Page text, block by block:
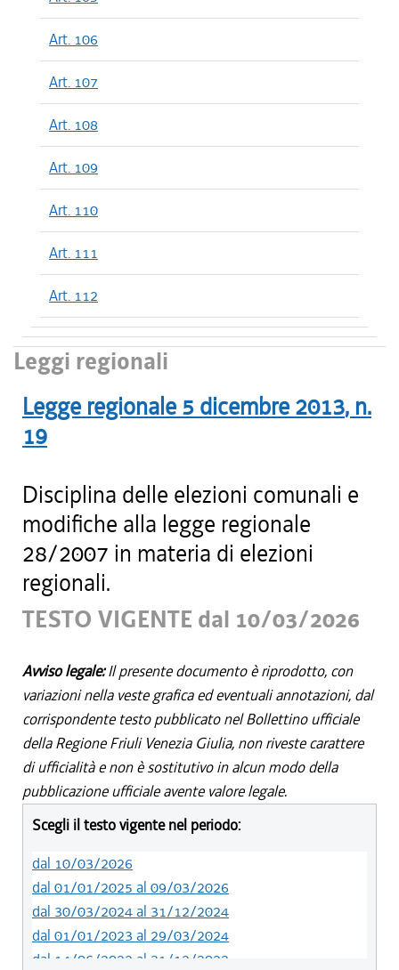
Art. 106
Art. 107
Art. 108
Art. 109
Art. 110
Art. 111
Art. 112
Leggi regionali
Legge regionale 5 dicembre 2013, n.
19
Disciplina delle elezioni comunali e
modifiche alla legge regionale
28/2007 in materia di elezioni
regionali.
TESTO VIGENTE dal 10/03/2026
Avviso legale:Il presente documento è riprodotto, con
variazioni nella veste grafica ed eventuali annotazioni, dal
corrispondente testo pubblicato nel Bollettino ufficiale
della Regione Friuli Venezia Giulia, non riveste carattere
di ufficialità e non è sostitutivo in alcun modo della
pubblicazione ufficiale avente valore legale.
Scegli il testo vigente nel periodo:
dal 10/03/2026
dal 01/01/2025 al 09/03/2026
dal 30/03/2024 al 31/12/2024
dal 01/01/2023 al 29/03/2024
dal 14/06/2022 al 31/12/2022